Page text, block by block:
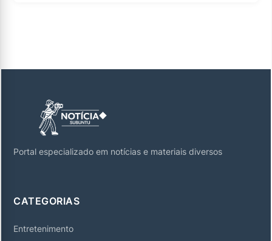
Portal especializado em notícias e materiais diversos
CATEGORIAS
Entretenimento